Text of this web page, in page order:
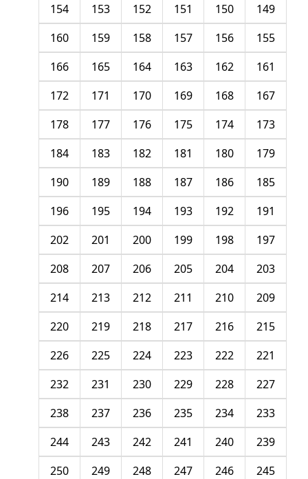
149
150
151
152
153
154
155
156
157
158
159
160
161
162
163
164
165
166
167
168
169
170
171
172
173
174
175
176
177
178
179
180
181
182
183
184
185
186
187
188
189
190
191
192
193
194
195
196
197
198
199
200
201
202
203
204
205
206
207
208
209
210
211
212
213
214
215
216
217
218
219
220
221
222
223
224
225
226
227
228
229
230
231
232
233
234
235
236
237
238
239
240
241
242
243
244
245
246
247
248
249
250